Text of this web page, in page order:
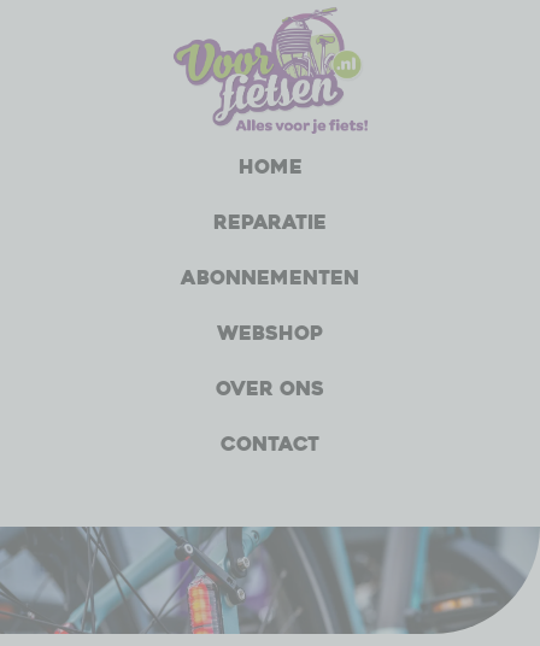
Home
Reparatie
Abonnementen
Webshop
Over ons
Contact